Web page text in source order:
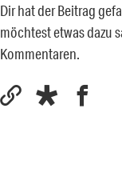
Dir hat der Beitrag
möchtest etwas dazu
Kommentaren.